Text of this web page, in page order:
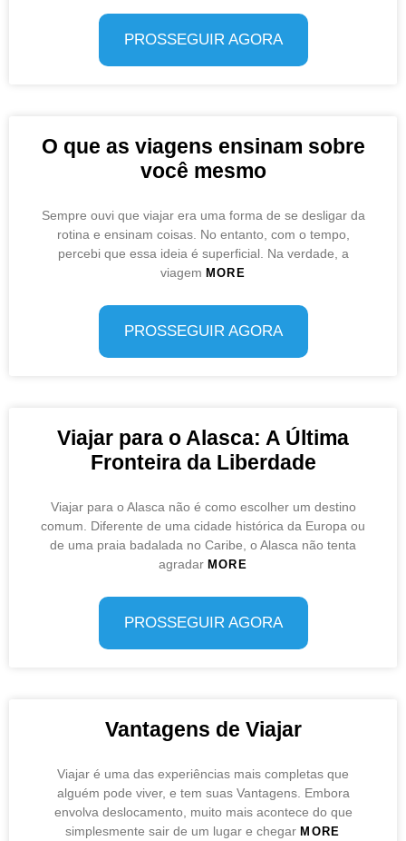
PROSSEGUIR AGORA
O que as viagens ensinam sobre
você mesmo
Sempre ouvi que viajar era uma forma de se desligar da
rotina e ensinam coisas. No entanto, com o tempo,
percebi que essa ideia é superficial. Na verdade, a
viagem MORE
PROSSEGUIR AGORA
Viajar para o Alasca: A Última
Fronteira da Liberdade
Viajar para o Alasca não é como escolher um destino
comum. Diferente de uma cidade histórica da Europa ou
de uma praia badalada no Caribe, o Alasca não tenta
agradar MORE
PROSSEGUIR AGORA
Vantagens de Viajar
Viajar é uma das experiências mais completas que
alguém pode viver, e tem suas Vantagens. Embora
envolva deslocamento, muito mais acontece do que
simplesmente sair de um lugar e chegarMORE